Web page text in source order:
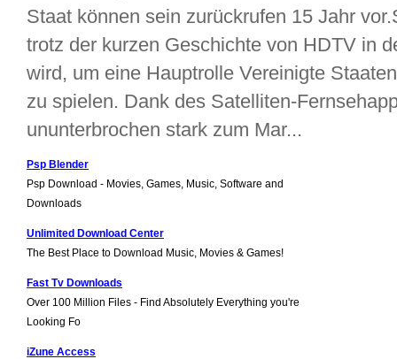
Staat können sein zurückrufen 15 Jahr
trotz der kurzen Geschichte von HDTV in
wird, um eine Hauptrolle Vereinigte
zu spielen. Dank des Satelliten-
ununterbrochen stark zum Mar...
Psp Blender
Psp Download - Movies, Games, Music, Software and
Downloads
Unlimited Download Center
The Best Place to Download Music, Movies & Games!
Fast Tv Downloads
Over 100 Million Files - Find Absolutely Everything you're
Looking Fo
iZune Access